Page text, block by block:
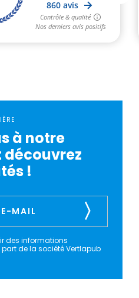
à notre
!
des informations
de la société Vertlapub